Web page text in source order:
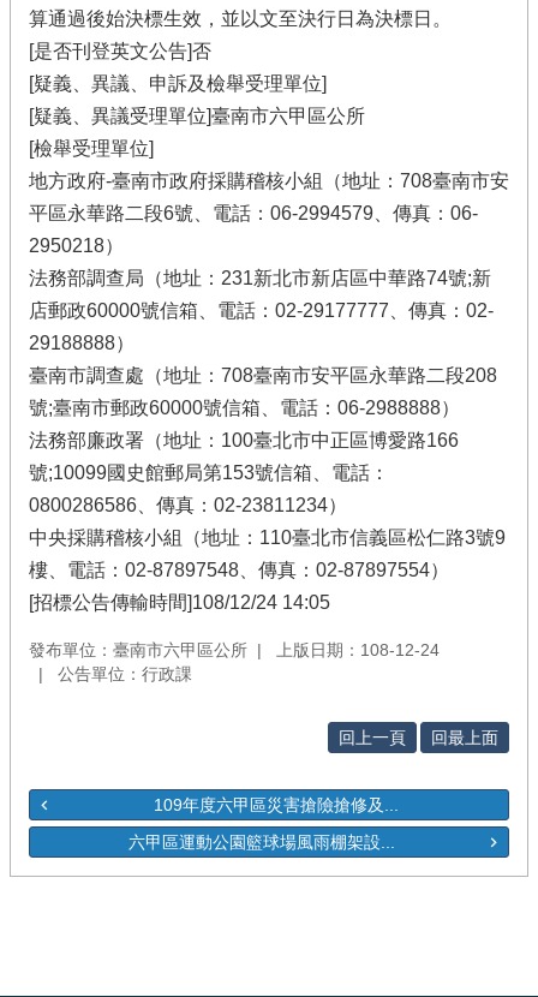
算通過後始決標生效，並以文至決行日為決標日。
[是否刊登英文公告]否
[疑義、異議、申訴及檢舉受理單位]
[疑義、異議受理單位]臺南市六甲區公所
[檢舉受理單位]
地方政府-臺南市政府採購稽核小組（地址：708臺南市安
平區永華路二段6號、電話：06-2994579、傳真：06-
2950218）
法務部調查局（地址：231新北市新店區中華路74號;新
店郵政60000號信箱、電話：02-29177777、傳真：02-
29188888）
臺南市調查處（地址：708臺南市安平區永華路二段208
號;臺南市郵政60000號信箱、電話：06-2988888）
法務部廉政署（地址：100臺北市中正區博愛路166
號;10099國史館郵局第153號信箱、電話：
0800286586、傳真：02-23811234）
中央採購稽核小組（地址：110臺北市信義區松仁路3號9
樓、電話：02-87897548、傳真：02-87897554）
[招標公告傳輸時間]108/12/24 14:05
發布單位：臺南市六甲區公所
上版日期：108-12-24
公告單位：行政課
回上一頁 回最上面
109年度六甲區災害搶險搶修及...
六甲區運動公園籃球場風雨棚架設...